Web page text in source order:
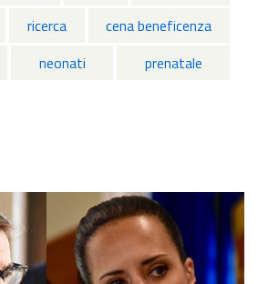
ricerca
cena beneficenza
neonati prenatale